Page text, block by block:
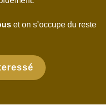
et on s’occupe du reste